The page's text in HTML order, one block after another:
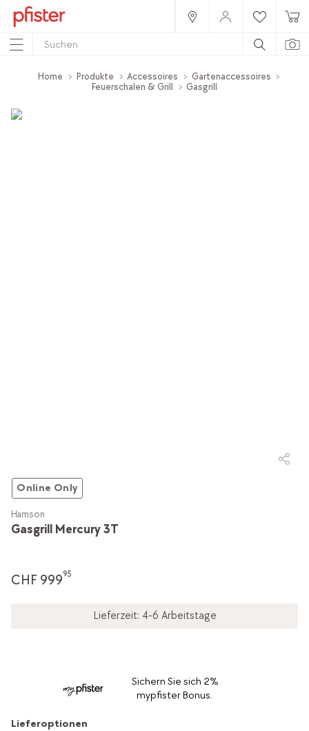
Home Produkte Accessoires
Gartenaccessoires
Feuerschalen & Grill
Gasgrill
Online Only
Gasgrill Mercury 3T
Hamson
CHF 99995
Lieferzeit: 4-6 Arbeitstage
Sichern Sie sich 2%
mypfister Bonus.
Lieferoptionen